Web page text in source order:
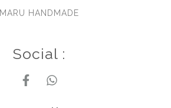
MARU HANDMADE
Social :